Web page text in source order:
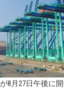
8月27日午後に